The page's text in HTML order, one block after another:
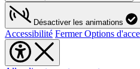
Désactiver les animations
Accessibilité Fermer Options